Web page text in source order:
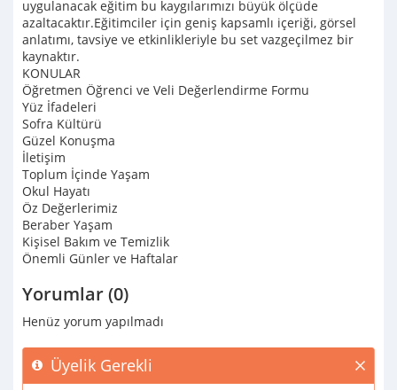
uygulanacak eğitim bu kaygılarımızı büyük ölçüde
azaltacaktır.Eğitimciler için geniş kapsamlı içeriği, görsel
anlatımı, tavsiye ve etkinlikleriyle bu set vazgeçilmez bir
kaynaktır.
KONULAR
Öğretmen Öğrenci ve Veli Değerlendirme Formu
Yüz İfadeleri
Sofra Kültürü
Güzel Konuşma
İletişim
Toplum İçinde Yaşam
Okul Hayatı
Öz Değerlerimiz
Beraber Yaşam
Kişisel Bakım ve Temizlik
Önemli Günler ve Haftalar
Yorumlar (0)
Henüz yorum yapılmadı
Üyelik Gerekli